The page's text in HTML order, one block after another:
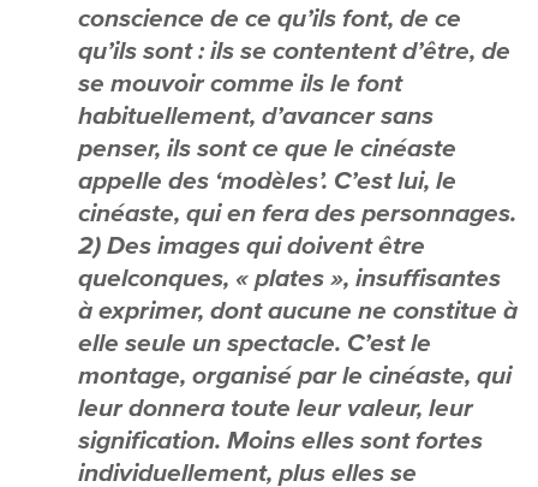
conscience de ce qu’ils font, de ce
qu’ils sont : ils se contentent d’être, de
se mouvoir comme ils le font
habituellement, d’avancer sans
penser, ils sont ce que le cinéaste
appelle des ‘modèles’. C’est lui, le
cinéaste, qui en fera des personnages.
2) Des images qui doivent être
quelconques, « plates », insuffisantes
à exprimer, dont aucune ne constitue à
elle seule un spectacle. C’est le
montage, organisé par le cinéaste, qui
leur donnera toute leur valeur, leur
signification. Moins elles sont fortes
individuellement, plus elles se